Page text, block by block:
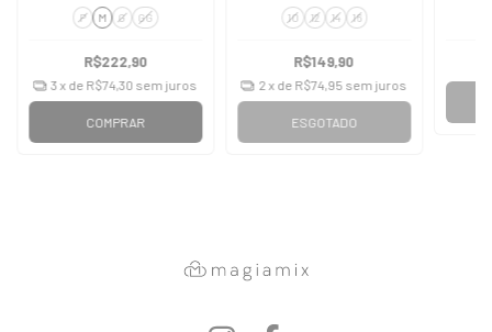
P M G GG
R$222,90
3x de R$74,30 sem juros
COMPRAR
10 12 14 16
R$149,90
2 x de R$74,95 sem juros
ESGOTADO